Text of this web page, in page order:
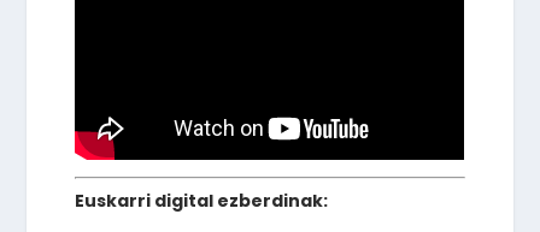
Euskarri digital ezberdinak: